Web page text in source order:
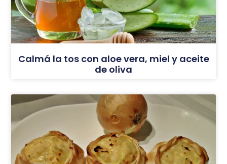
Calmá la tos con aloe vera, miel y aceite
de oliva